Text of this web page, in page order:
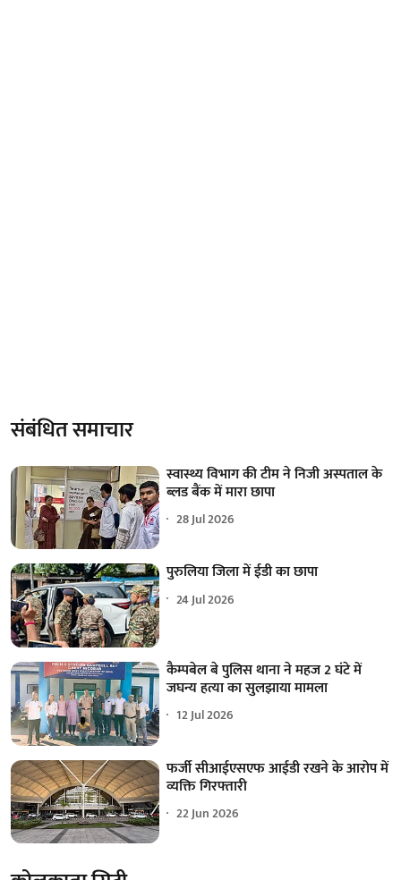
संबंधित समाचार
स्वास्थ्य विभाग की टीम ने निजी अस्पताल के
ब्लड बैंक में मारा छापा
28 Jul 2026
पुरुलिया जिला में ईडी का छापा
24 Jul 2026
कैम्पबेल बे पुलिस थाना ने महज 2 घंटे में
जघन्य हत्या का सुलझाया मामला
12 Jul 2026
फर्जी सीआईएसएफ आईडी रखने के आरोप में
व्यक्ति गिरफ्तारी
22 Jun 2026